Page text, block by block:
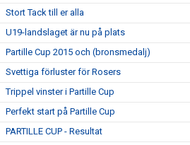
Stort Tack till er alla
U19-landslaget är nu på plats
Partille Cup 2015 och (bronsmedalj)
Svettiga förluster för Rosers
Trippel vinster i Partille Cup
Perfekt start på Partille Cup
PARTILLE CUP - Resultat